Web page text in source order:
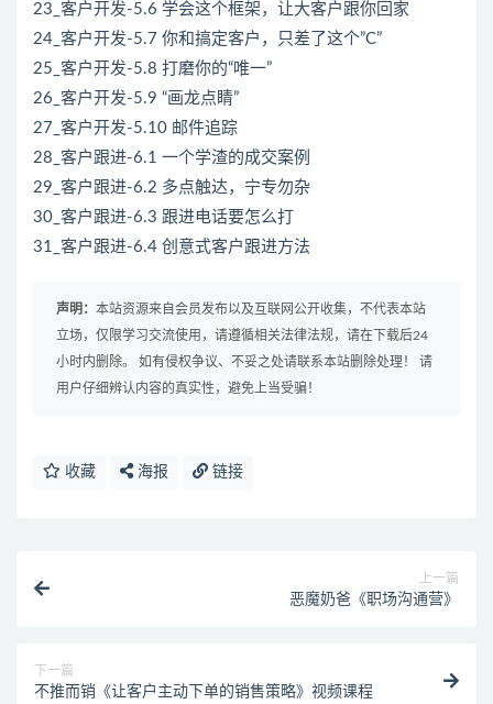
23_客户开发-5.6 学会这个框架，让大客户跟你回家
24_客户开发-5.7 你和搞定客户，只差了这个”C”
25_客户开发-5.8 打磨你的“唯一”
26_客户开发-5.9 “画龙点睛”
27_客户开发-5.10 邮件追踪
28_客户跟进-6.1 一个学渣的成交案例
29_客户跟进-6.2 多点触达，宁专勿杂
30_客户跟进-6.3 跟进电话要怎么打
31_客户跟进-6.4 创意式客户跟进方法
声明： 本站资源来自会员发布以及互联网公开收集，不代表本站
立场，仅限学习交流使用，请遵循相关法律法规，请在下载后24
小时内删除。 如有侵权争议、不妥之处请联系本站删除处理！ 请
用户仔细辨认内容的真实性，避免上当受骗！
收藏 海报 链接
上一篇
恶魔奶爸《职场沟通营》
下一篇
不推而销《让客户主动下单的销售策略》视频课程